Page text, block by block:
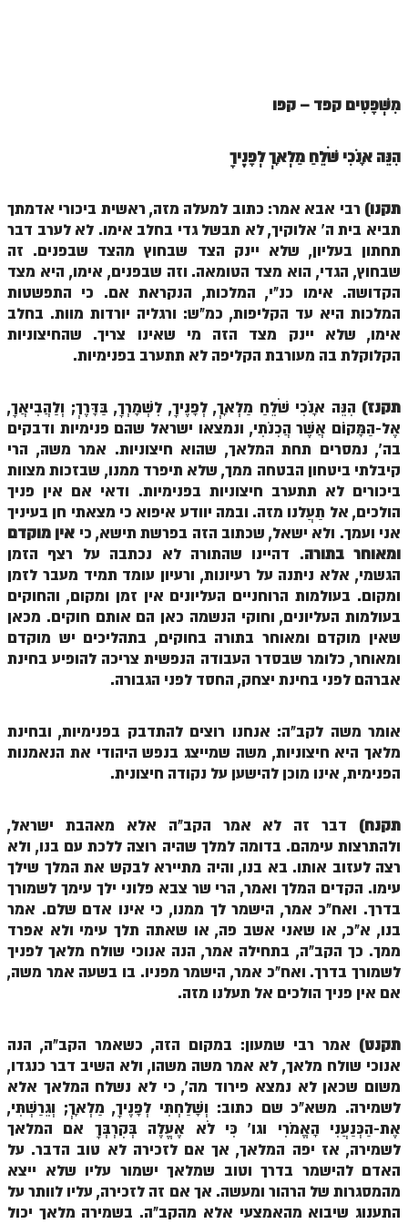
ספר הזוהר וישלח מתחילים
הזוהר הקדוש וישב מתחילים
הזוהר הקדוש וישב מתקדמים
הזוהר הקדוש מקץ מתחילים
הזוהר הקדוש מקץ מתקדמים
הזוהר הקדוש ויגש מתחילים
הזוהר הקדוש ויגש מתקדמים
הזוהר הקדוש ויחי מתקדמים
ספר הזוהר – שמות
הזוהר הקדוש שמות מתחילים
הזוהר הקדוש שמות מתקדמים
הזוהר הקדוש וארא מתחילים
הזוהר הקדוש וארא מתקדמים
הזוהר הקדוש בא מתחילים
הזוהר הקדוש בא מתקדמים
הזוהר הקדוש בשלח מתחילים
הזוהר הקדוש יתרו מתחילים
הזוהר הקדוש יתרו מתקדמים
הזוהר הקדוש משפטים מתקדמים
הזוהר הקדוש תרומה השקפה
הזוהר הקדוש תרומה מתקדמים
הזוהר הקדוש ספרא דצניעותא
הזוהר הקדוש תצווה השקפה
ספר הזוהר הקדוש כי תשא השקפה
ספר הזוהר הקדוש כי תשא מתקדמים
ספר הזוהר הקדוש ויקהל השקפה
ספר הזוהר הקדוש ויקהל מתקדמים
ספר הזוהר הקדוש פיקודי מתחילים
ספר הזוהר הקדוש פיקודי מתקדמים
מִּשְׁפָּטִים קפד – קפו
הִנֵּה אָנֹכִי שֹׁלֵחַ מַלְאָךְ לְפָנֶיךָ
תקנו) רבי אבא אמר: כתוב למעלה מזה, ראשית ביכורי אדמתך
תביא בית ה' אלוקיך, לא תבשל גדי בחלב אימו. לא לערב דבר
תחתון בעליון, שלא יינק הצד שבחוץ מהצד שבפנים. זה
שבחוץ, הגדי, הוא מצד הטומאה. וזה שבפנים, אימו, היא מצד
הקדושה. אימו כנ"י, המלכות, הנקראת אם. כי התפשטות
המלכות היא עד הקליפות, כמ"ש: ורגליה יורדות מוות. בחלב
אימו, שלא יינק מצד הזה מי שאינו צריך. שהחיצוניות
הקלוקלת בה מעורבת הקליפה לא תתערב בפנימיות.
תקנז) הִנֵּה אָנֹכִי שֹׁלֵחַ מַלְאָךְ, לְפָנֶיךָ, לִשְׁמָרְךָ, בַּדָּרֶךְ; וְלַהֲבִיאֲךָ,
אֶל-הַמָּקוֹם אֲשֶׁר הֲכִנֹתִי, ונמצאו ישראל שהם פנימיות ודבקים
בה', נמסרים תחת המלאך, שהוא חיצוניות. אמר משה, הרי
קיבלתי ביטחון הבטחה ממך, שלא תיפרד ממנו, שבזכות מצוות
ביכורים לא תתערב חיצוניות בפנימיות. ודאי אם אין פניך
הולכים, אל תַעֲלנו מזה. ובמה יוודע איפוא כי מצאתי חן בעיניך
אני ועמך. ולא ישאל, שכתוב הזה בפרשת תישא, כי אין מוקדם
ומאוחר בתורה. דהיינו שהתורה לא נכתבה על רצף הזמן
הגשמי, אלא ניתנה על רעיונות, ורעיון עומד תמיד מעבר לזמן
ומקום. בעולמות הרוחניים העליונים אין זמן ומקום, והחוקים
בעולמות העליונים, וחוקי הנשמה כאן הם אותם חוקים. מכאן
שאין מוקדם ומאוחר בתורה בחוקים, בתהליכים יש מוקדם
ומאוחר, כלומר שבסדר העבודה הנפשית צריכה להופיע בחינת
אברהם לפני בחינת יצחק, החסד לפני הגבורה.
אומר משה לקב"ה: אנחנו רוצים להתדבק בפנימיות, ובחינת
מלאך היא חיצוניות, משה שמייצג בנפש היהודי את הנאמנות
הפנימית, אינו מוכן להישען על נקודה חיצונית.
תקנח) דבר זה לא אמר הקב"ה אלא מאהבת ישראל,
ולהתרצות עימהם. בדומה למלך שהיה רוצה ללכת עם בנו, ולא
רצה לעזוב אותו. בא בנו, והיה מתיירא לבקש את המלך שילך
עימו. הקדים המלך ואמר, הרי שר צבא פלוני ילך עימך לשמורך
בדרך. ואח"כ אמר, הישמר לך ממנו, כי אינו אדם שלם. אמר
בנו, א"כ, או שאני אשב פה, או שאתה תלך עימי ולא אפרד
ממך. כך הקב"ה, בתחילה אמר, הנה אנוכי שולח מלאך לפניך
לשמורך בדרך. ואח"כ אמר, הישמר מפניו. בו בשעה אמר משה,
אם אין פניך הולכים אל תעלנו מזה.
תקנט) אמר רבי שמעון: במקום הזה, כשאמר הקב"ה, הנה
אנוכי שולח מלאך, לא אמר משה משהו, ולא השיב דבר כנגדו,
משום שכאן לא נמצא פירוד מה', כי לא נשלח המלאך אלא
לשמירה. משא"כ שם כתוב: וְשָׁלַחְתִּי לְפָנֶיךָ, מַלְאָךְ; וְגֵרַשְׁתִּי,
אֶת-הַכְּנַעֲנִי הָאֱמֹרִי וגו' כִּי לֹא אֶעֱלֶה בְּקִרְבְּךָ אם המלאך
לשמירה, אז יפה המלאך, אך אם לזכירה לא טוב הדבר. על
האדם להישמר בדרך וטוב שמלאך ישמור עליו שלא ייצא
מהמסגרות של הרהור ומעשה. אך אם זה לזכירה, עליו לוותר על
התענוג שיבוא מהאמצעי אלא מהקב"ה. בשמירה מלאך יכול